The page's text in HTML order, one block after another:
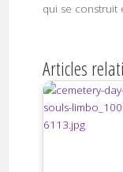
qui se construit
Articles